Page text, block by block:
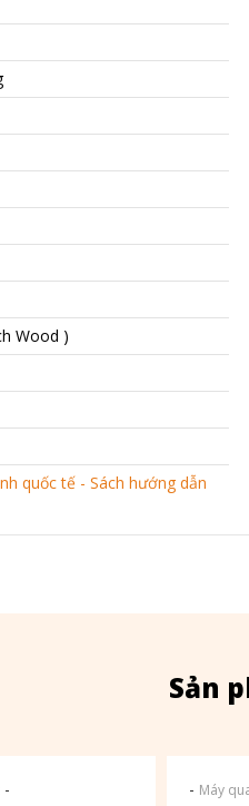
Wood )
quốc tế - Sách hướng dẫn
Sản
- - Máy